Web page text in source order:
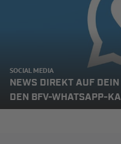
SOCIAL MEDIA
NEWS DIREKT AUF
DEN BFV-WHATSAPP-